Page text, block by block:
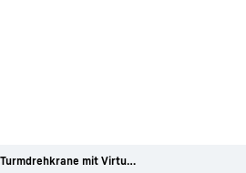
Liebherr-Turmdrehkrane mit Virtual Reality erleben